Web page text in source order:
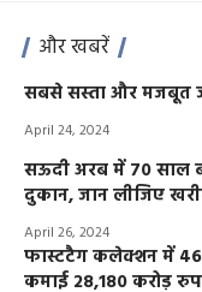
और खबरें
सबसे सस्ता और मजबूत
April 24, 2024
सऊदी अरब में 70 साल
दुकान, जान लीजिए
April 26, 2024
फास्टटैग कलेक्शन में
कमाई 28,180 करोड़